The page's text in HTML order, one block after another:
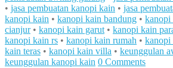
• jasa pembuatan kanopi kain • jasa
kanopi kain • kanopi kain bandung • kanopi
cianjur• kanopi kain garut • kanopi kain
kanopi kain rs • kanopi kain rumah • kanopi
kain teras • kanopi kain villa • keunggulan
keunggulan kanopi kain 0 Comments